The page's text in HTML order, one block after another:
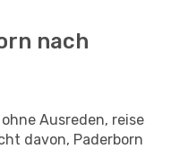
nach
Ausreden, reise
davon, Paderborn